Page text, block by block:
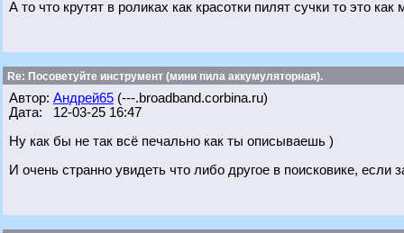
А то что крутят в роликах как красотки пилят сучки то это
Re: Посоветуйте инструмент (мини пила аккумуляторная).
Автор: Андрей65 (---.broadband.corbina.ru)
Дата: 12-03-25 16:47
Ну как бы не так всё печально как ты описываешь )
И очень странно увидеть что либо другое в поисковике, если